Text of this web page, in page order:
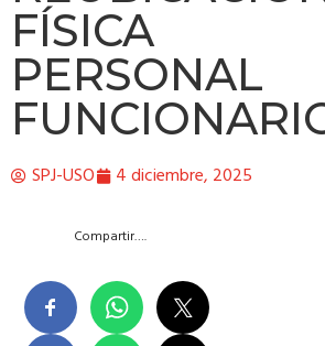
FÍSICA
PERSONAL
SPJ-USO 4 diciembre, 2025
Compartir….